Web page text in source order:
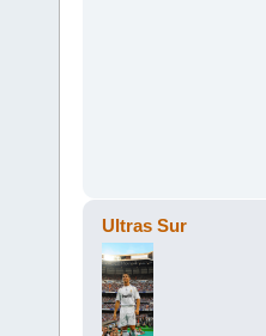
Ultras Sur